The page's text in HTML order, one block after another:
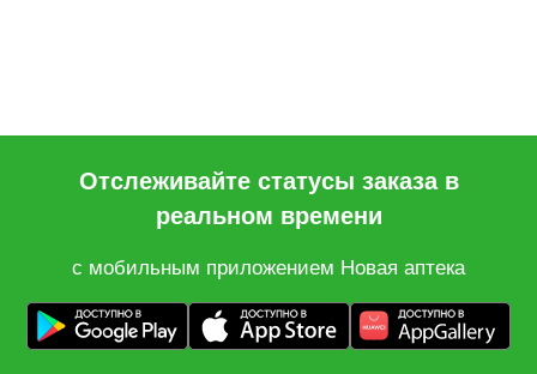
Отслеживайте статусы заказа в
реальном времени
с мобильным приложением Новая аптека